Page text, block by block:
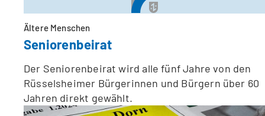
Ältere Menschen
Seniorenbeirat
Der Seniorenbeirat wird alle fünf Jahre von den
Rüsselsheimer Bürgerinnen und Bürgern über 60
Jahren direkt gewählt.